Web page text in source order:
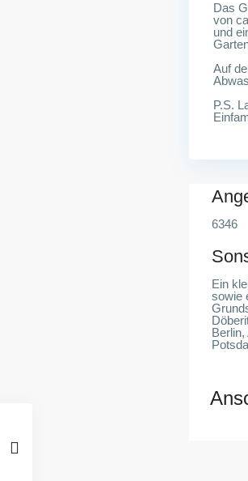
Das
von
und
Auf
P.S.
6346
Ein
sowie